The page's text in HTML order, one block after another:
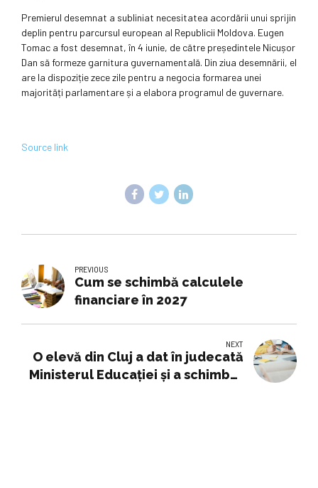
Premierul desemnat a subliniat necesitatea acordării unui sprijin
deplin pentru parcursul european al Republicii Moldova. Eugen
Tomac a fost desemnat, în 4 iunie, de către președintele Nicușor
Dan să formeze garnitura guvernamentală. Din ziua desemnării, el
are la dispoziție zece zile pentru a negocia formarea unei
majorități parlamentare și a elabora programul de guvernare.
Source link
PREVIOUS
Cum se schimbă calculele
financiare în 2027
NEXT
O elevă din Cluj a dat în judecată
Ministerul Educației și a schimbat